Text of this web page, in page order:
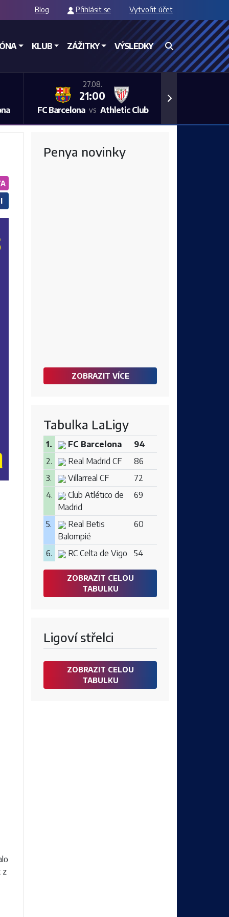
Blog Přihlásit se Vytvořit účet
KLUB ZÁŽITKY VÝSLEDKY
27.08.
21:00
FC Barcelona vs Athletic Club
Next
z
Penya novinky
ZOBRAZIT VÍCE
Tabulka LaLigy
1. FC Barcelona
94
2.
Real Madrid CF
86
3.
Villarreal CF
72
4.
Club Atlético de
Madrid
69
5.
Real Betis
Balompié
60
6. RC Celta de Vigo 54
ZOBRAZIT CELOU
TABULKU
Ligoví střelci
ZOBRAZIT CELOU
TABULKU